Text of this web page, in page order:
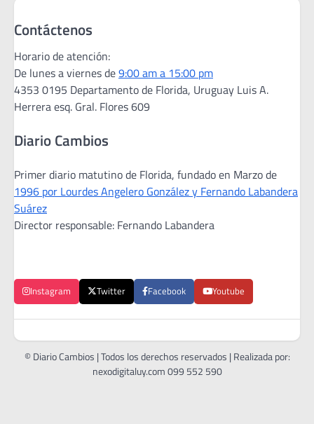
Contáctenos
Horario de atención:
De lunes a viernes de9:00 am a 15:00 pm
4353 0195 Departamento de Florida, Uruguay Luis A.
Herrera esq. Gral. Flores 609
Diario Cambios
Primer diario matutino de Florida, fundado en Marzo de
1996 por Lourdes Angelero González y Fernando Labandera
Suárez
Director responsable: Fernando Labandera
Instagram Twitter Facebook Youtube